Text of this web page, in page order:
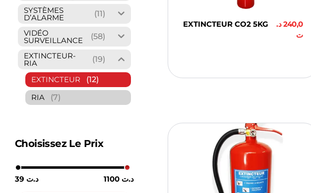
EXTINCTEUR CO2 5KG 240,0د.
ت
SYSTÈMES
D’ALARME (11)
VIDÉO
SURVEILLANCE (58)
EXTINCTEUR-
RIA (19)
EXTINCTEUR
(12)
RIA
(7)
Choisissez Le Prix
39 د.ت 1100 د.ت